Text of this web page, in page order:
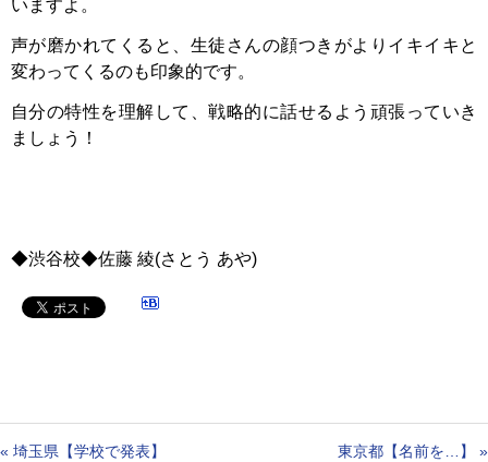
いますよ。
声が磨かれてくると、生徒さんの顔つきがよりイキイキと
変わってくるのも印象的です。
自分の特性を理解して、戦略的に話せるよう頑張っていき
ましょう！
◆渋谷校◆佐藤 綾(さとう あや)
« 埼玉県【学校で発表】 東京都【名前を…】 »